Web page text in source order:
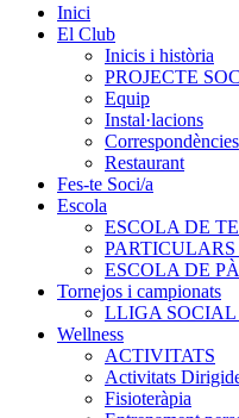
Inici
El Club
Inicis i història
PROJECTE
Equip
Instal·lacions
Correspondències
Restaurant
Fes-te Soci/a
Escola
ESCOLA DE
PARTICULARS
ESCOLA DE
Tornejos i campionats
LLIGA SOCIAL
Wellness
ACTIVITATS
Activitats
Fisioteràpia